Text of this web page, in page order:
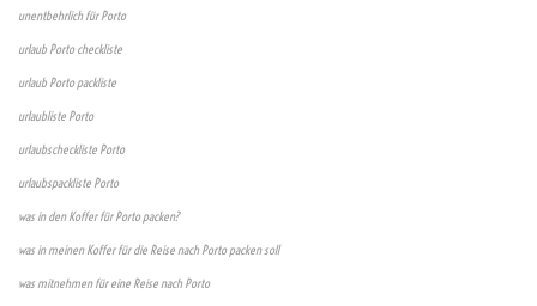
unentbehrlich für Porto
urlaub Porto checkliste
urlaub Porto packliste
urlaubliste Porto
urlaubscheckliste Porto
urlaubspackliste Porto
was in den Koffer für Porto packen?
was in meinen Koffer für die Reise nach Porto packen soll
was mitnehmen für eine Reise nach Porto